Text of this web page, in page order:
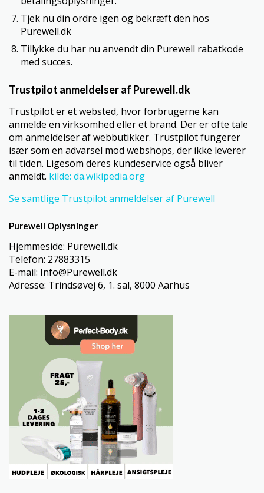
Tjek nu din ordre igen og bekræft den hos
Purewell.dk
Tillykke du har nu anvendt din Purewell rabatkode
med succes.
Trustpilot anmeldelser af Purewell.dk
Trustpilot er et websted, hvor forbrugerne kan
anmelde en virksomhed eller et brand. Der er ofte tale
om anmeldelser af webbutikker. Trustpilot fungerer
især som en advarsel mod webshops, der ikke leverer
til tiden. Ligesom deres kundeservice også bliver
anmeldt. kilde: da.wikipedia.org
Se samtlige Trustpilot anmeldelser af Purewell
Purewell Oplysninger
Hjemmeside: Purewell.dk
Telefon: 27883315
E-mail: Info@Purewell.dk
Adresse: Trindsøvej 6, 1. sal, 8000 Aarhus